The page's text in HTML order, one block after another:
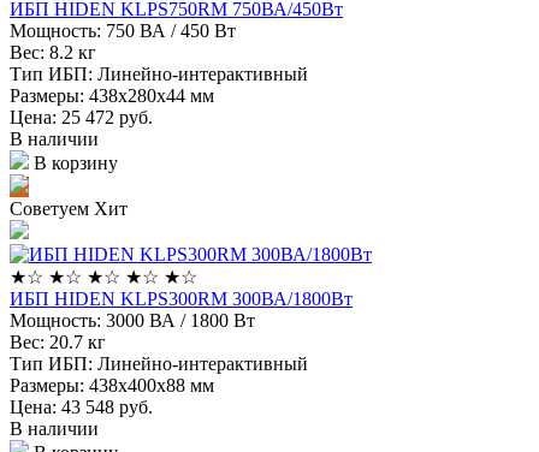
ИБП HIDEN KLPS750RM 750ВА/450Вт
Мощность: 750 ВА / 450 Вт
Вес: 8.2 кг
Тип ИБП: Линейно-интерактивный
Размеры: 438x280х44 мм
Цена: 25 472 руб.
В наличии
В корзину
Советуем Хит
★☆ ★☆ ★☆ ★☆ ★☆
ИБП HIDEN KLPS300RM 300ВА/1800Вт
Мощность: 3000 ВА / 1800 Вт
Вес: 20.7 кг
Тип ИБП: Линейно-интерактивный
Размеры: 438x400х88 мм
Цена: 43 548 руб.
В наличии